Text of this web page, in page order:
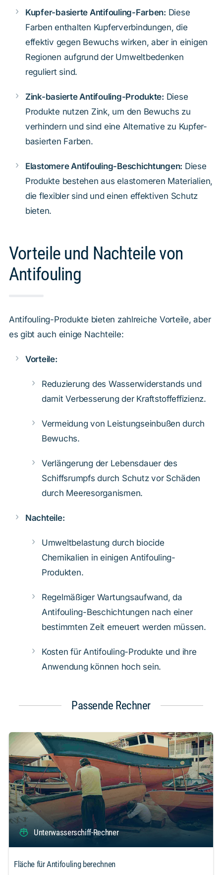
Kupfer-basierte Antifouling-Farben: Diese
Farben enthalten Kupferverbindungen, die
effektiv gegen Bewuchs wirken, aber in einigen
Regionen aufgrund der Umweltbedenken
reguliert sind.
Zink-basierte Antifouling-Produkte: Diese
Produkte nutzen Zink, um den Bewuchs zu
verhindern und sind eine Alternative zu Kupfer-
basierten Farben.
Elastomere Antifouling-Beschichtungen: Diese
Produkte bestehen aus elastomeren Materialien,
die flexibler sind und einen effektiven Schutz
bieten.
Vorteile und Nachteile von
Antifouling
Antifouling-Produkte bieten zahlreiche Vorteile, aber
es gibt auch einige Nachteile:
Vorteile:
Reduzierung des Wasserwiderstands und
damit Verbesserung der Kraftstoffeffizienz.
Vermeidung von Leistungseinbußen durch
Bewuchs.
Verlängerung der Lebensdauer des
Schiffsrumpfs durch Schutz vor Schäden
durch Meeresorganismen.
Nachteile:
Umweltbelastung durch biocide
Chemikalien in einigen Antifouling-
Produkten.
Regelmäßiger Wartungsaufwand, da
Antifouling-Beschichtungen nach einer
bestimmten Zeit erneuert werden müssen.
Kosten für Antifouling-Produkte und ihre
Anwendung können hoch sein.
Passende Rechner
Unterwasserschiff-Rechner
Fläche für Antifouling berechnen